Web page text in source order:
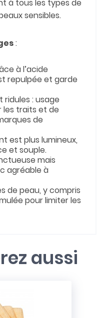
à tous les types de
sensibles.
:
à l’acide
repulpée et garde
: usage
les traits et de
de
est plus lumineux,
et souple.
mais
agréable à
de peau, y compris
pour limiter les
aussi